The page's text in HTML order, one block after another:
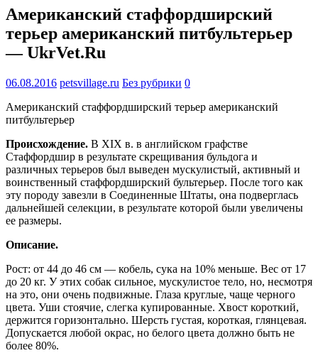
Американский стаффордширский
терьер американский питбультерьер
— UkrVet.Ru
06.08.2016 petsvillage.ru Без рубрики 0
Американский стаффордширский терьер американский
питбультерьер
Происхождение. В XIX в. в английском графстве
Стаффордшир в результате скрещивания бульдога и
различных терьеров был выведен мускулистый, активный и
воинственный стаффордширский бультерьер. После того как
эту породу завезли в Соединенные Штаты, она подверглась
дальнейшей селекции, в результате которой были увеличены
ее размеры.
Описание.
Рост: от 44 до 46 см — кобель, сука на 10% меньше. Вес от 17
до 20 кг. У этих собак сильное, мускулистое тело, но, несмотря
на это, они очень подвижные. Глаза круглые, чаще черного
цвета. Уши стоячие, слегка купированные. Хвост короткий,
держится горизонтально. Шерсть густая, короткая, глянцевая.
Допускается любой окрас, но белого цвета должно быть не
более 80%.